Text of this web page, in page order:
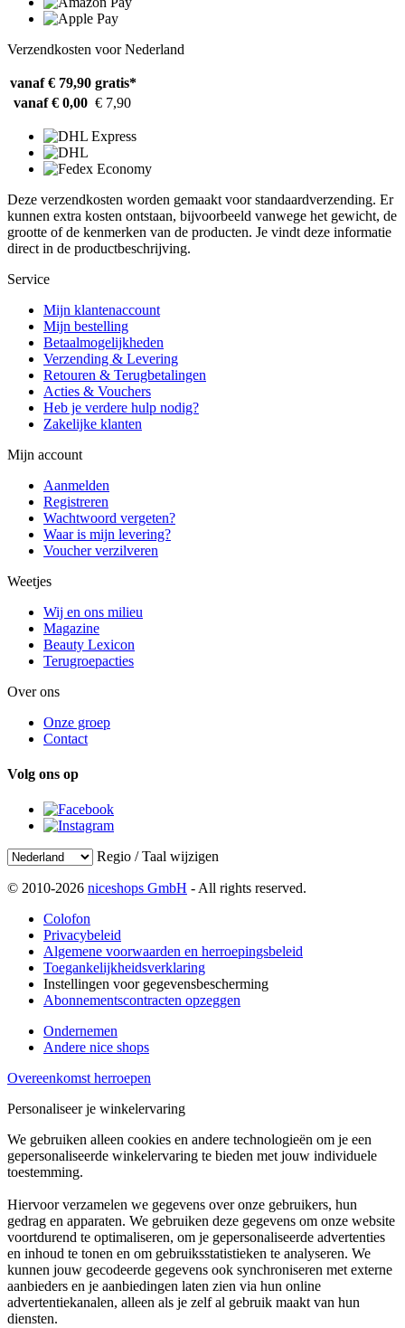
Verzendkosten voor Nederland
vanaf € 79,90 gratis*
vanaf € 0,00 € 7,90
Deze verzendkosten worden gemaakt voor standaardverzending. Er
kunnen extra kosten ontstaan, bijvoorbeeld vanwege het gewicht, de
grootte of de kenmerken van de producten. Je vindt deze informatie
direct in de productbeschrijving.
Service
Mijn klantenaccount
Mijn bestelling
Betaalmogelijkheden
Verzending & Levering
Retouren & Terugbetalingen
Acties & Vouchers
Heb je verdere hulp nodig?
Zakelijke klanten
Mijn account
Aanmelden
Registreren
Wachtwoord vergeten?
Waar is mijn levering?
Voucher verzilveren
Weetjes
Wij en ons milieu
Magazine
Beauty Lexicon
Terugroepacties
Over ons
Onze groep
Contact
Volg ons op
Regio / Taal wijzigen
© 2010-2026 niceshops GmbH - All rights reserved.
Colofon
Privacybeleid
Algemene voorwaarden en herroepingsbeleid
Toegankelijkheidsverklaring
Instellingen voor gegevensbescherming
Abonnementscontracten opzeggen
Ondernemen
Andere nice shops
Overeenkomst herroepen
Personaliseer je winkelervaring
We gebruiken alleen cookies en andere technologieën om je een
gepersonaliseerde winkelervaring te bieden met jouw individuele
toestemming.
Hiervoor verzamelen we gegevens over onze gebruikers, hun
gedrag en apparaten. We gebruiken deze gegevens om onze website
voortdurend te optimaliseren, om je gepersonaliseerde advertenties
en inhoud te tonen en om gebruiksstatistieken te analyseren. We
kunnen jouw gecodeerde gegevens ook synchroniseren met externe
aanbieders en je aanbiedingen laten zien via hun online
advertentiekanalen, alleen als je zelf al gebruik maakt van hun
diensten.